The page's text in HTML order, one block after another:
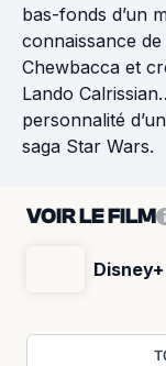
bas-fonds d’un
connaissance
Chewbacca et
Lando
personnalité
saga Star Wars.
VOIR LE FILM
Disney+